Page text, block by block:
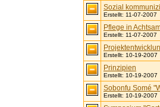
Sozial
Erstellt: 11-07-2007
Pflege in
Erstellt: 11-07-2007
Erstellt: 10-19-2007
Prinzipien
Erstellt: 10-19-2007
Sobonfu Somé
Erstellt: 10-19-2007